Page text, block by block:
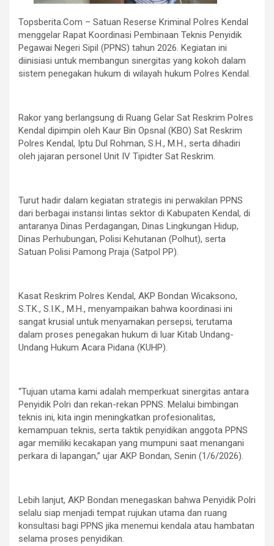
Topsberita.Com – Satuan Reserse Kriminal Polres Kendal
menggelar Rapat Koordinasi Pembinaan Teknis Penyidik
Pegawai Negeri Sipil (PPNS) tahun 2026. Kegiatan ini
diinisiasi untuk membangun sinergitas yang kokoh dalam
sistem penegakan hukum di wilayah hukum Polres Kendal.
Rakor yang berlangsung di Ruang Gelar Sat Reskrim Polres
Kendal dipimpin oleh Kaur Bin Opsnal (KBO) Sat Reskrim
Polres Kendal, Iptu Dul Rohman, S.H., M.H., serta dihadiri
oleh jajaran personel Unit IV Tipidter Sat Reskrim.
Turut hadir dalam kegiatan strategis ini perwakilan PPNS
dari berbagai instansi lintas sektor di Kabupaten Kendal, di
antaranya Dinas Perdagangan, Dinas Lingkungan Hidup,
Dinas Perhubungan, Polisi Kehutanan (Polhut), serta
Satuan Polisi Pamong Praja (Satpol PP).
Kasat Reskrim Polres Kendal, AKP Bondan Wicaksono,
S.T.K., S.I.K., M.H., menyampaikan bahwa koordinasi ini
sangat krusial untuk menyamakan persepsi, terutama
dalam proses penegakan hukum di luar Kitab Undang-
Undang Hukum Acara Pidana (KUHP).
“Tujuan utama kami adalah memperkuat sinergitas antara
Penyidik Polri dan rekan-rekan PPNS. Melalui bimbingan
teknis ini, kita ingin meningkatkan profesionalitas,
kemampuan teknis, serta taktik penyidikan anggota PPNS
agar memiliki kecakapan yang mumpuni saat menangani
perkara di lapangan,” ujar AKP Bondan, Senin (1/6/2026).
Lebih lanjut, AKP Bondan menegaskan bahwa Penyidik Polri
selalu siap menjadi tempat rujukan utama dan ruang
konsultasi bagi PPNS jika menemui kendala atau hambatan
selama proses penyidikan.